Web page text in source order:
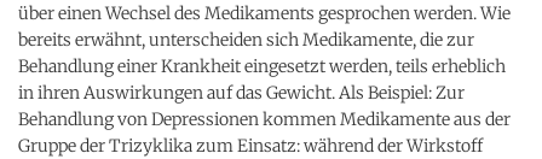
über einen Wechsel des Medikaments gesprochen werden. Wie
bereits erwähnt, unterscheiden sich Medikamente, die zur
Behandlung einer Krankheit eingesetzt werden, teils erheblich
in ihren Auswirkungen auf das Gewicht. Als Beispiel: Zur
Behandlung von Depressionen kommen Medikamente aus der
Gruppe der Trizyklika zum Einsatz: während der Wirkstoff